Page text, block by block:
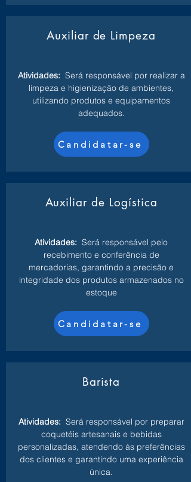
Auxiliar de Limpeza
Atividades: Será responsável por realizar a
limpeza e higienização de ambientes,
utilizando produtos e equipamentos
adequados.
Candidatar-se
Auxiliar de Logística
Atividades: Será responsável pelo
recebimento e conferência de
mercadorias, garantindo a precisão e
integridade dos produtos armazenados no
estoque
Candidatar-se
Barista
Atividades: Será responsável por preparar
coquetéis artesanais e bebidas
personalizadas, atendendo às preferências
dos clientes e garantindo uma experiência
única.